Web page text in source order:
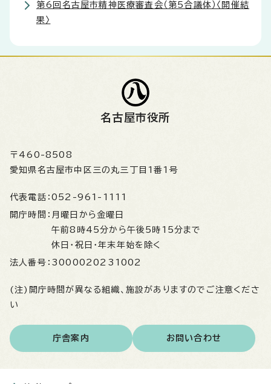
第6回名古屋市精神医療審査会（第5合議体）〈開催結
果〉
名古屋市役所
〒460-8508
愛知県名古屋市中区三の丸三丁目1番1号
代表電話： 052-961-1111
開庁時間： 月曜日から金曜日
午前8時45分から午後5時15分まで
休日・祝日・年末年始を除く
法人番号： 3000020231002
(注)開庁時間が異なる組織、施設がありますのでご注意くださ
い
庁舎案内 お問い合わせ